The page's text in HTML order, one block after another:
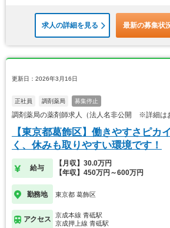
求人の詳細を見る 最新の募集状
更新日：2026年3月16日
正社員 調剤薬局 募集停止
調剤薬局の薬剤師求人（法人名非公開 ※詳細は
【東京都葛飾区】働きやすさピカ
く、休みも取りやすい環境です！
給与
【月収】30.0万円
【年収】450万円～600万円
勤務地 東京都 葛飾区
アクセス
京成本線 青砥駅
京成押上線 青砥駅